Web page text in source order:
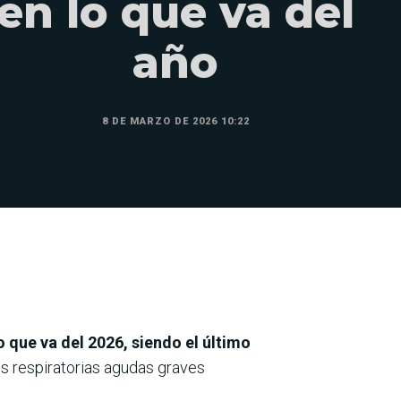
lo que va del
año
8 DE MARZO DE 2026 10:22
va del 2026, siendo el último
respiratorias agudas graves